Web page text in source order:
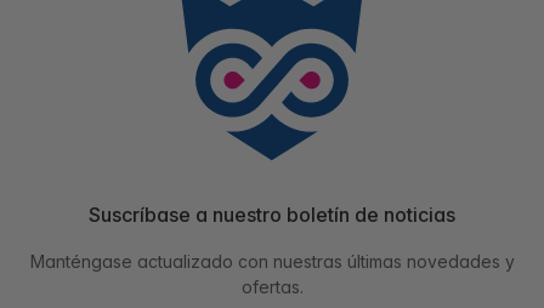
Suscríbase a nuestro boletín de noticias
Manténgase actualizado con nuestras últimas novedades y
ofertas.